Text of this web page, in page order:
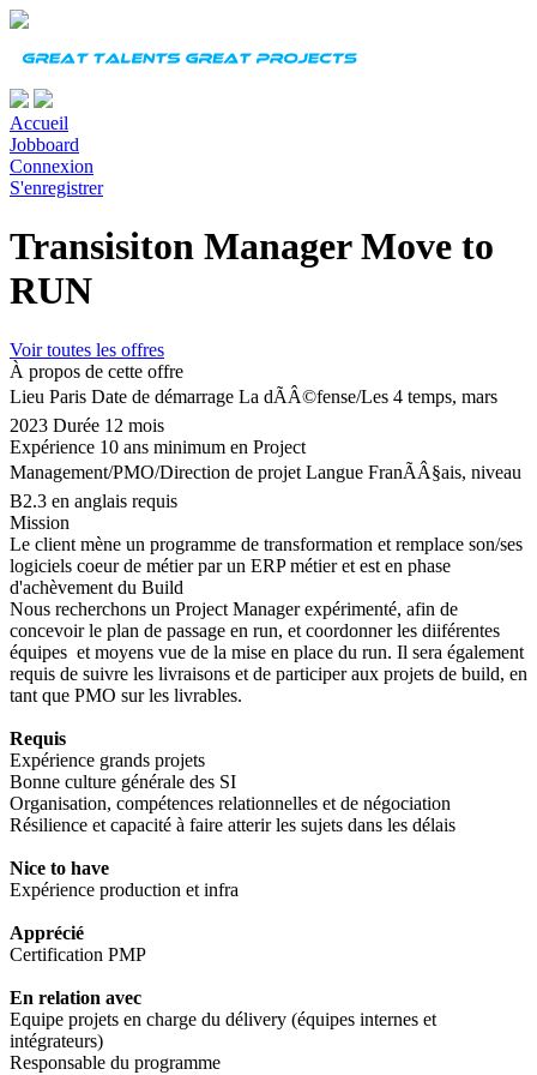
Accueil
Jobboard
Connexion
S'enregistrer
Transisiton Manager Move to
RUN
Voir toutes les offres
À propos de cette offre
Lieu Paris Date de démarrage La dÃÂ©fense/Les 4 temps, mars
2023 Durée 12 mois
Expérience 10 ans minimum en Project
Management/PMO/Direction de projet Langue FranÃÂ§ais, niveau
B2.3 en anglais requis
Mission
Le client mène un programme de transformation et remplace son/ses
logiciels coeur de métier par un ERP métier et est en phase
d'achèvement du Build
Nous recherchons un Project Manager expérimenté, afin de
concevoir le plan de passage en run, et coordonner les diiférentes
équipes et moyens vue de la mise en place du run. Il sera également
requis de suivre les livraisons et de participer aux projets de build, en
tant que PMO sur les livrables.
Requis
Expérience grands projets
Bonne culture générale des SI
Organisation, compétences relationnelles et de négociation
Résilience et capacité à faire atterir les sujets dans les délais
Nice to have
Expérience production et infra
Apprécié
Certification PMP
En relation avec
Equipe projets en charge du délivery (équipes internes et
intégrateurs)
Responsable du programme